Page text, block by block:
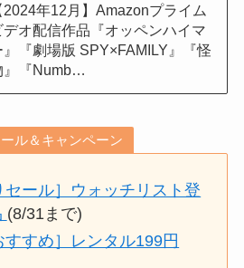
2024年12月】Amazonプライム
デオ配信作品『オッペンハイマ
』『劇場版 SPY×FAMILY』『怪
』『Numb…
ル＆キャンペーン
セール］ウォッチリスト登
(8/31まで)
すすめ］レンタル199円